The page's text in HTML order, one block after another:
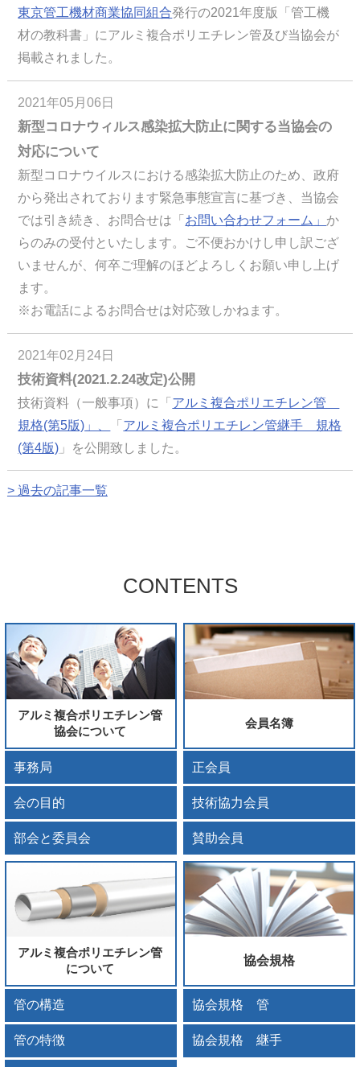
東京管工機材商業協同組合発行の2021年度版「管工機
材の教科書」にアルミ複合ポリエチレン管及び当協会が
掲載されました。
2021年05月06日
新型コロナウィルス感染拡大防止に関する当協会の
対応について
新型コロナウイルスにおける感染拡大防止のため、政府
から発出されております緊急事態宣言に基づき、当協会
では引き続き、お問合せは「 お問い合わせフォーム」 か
らのみの受付といたします。ご不便おかけし申し訳ござ
いませんが、何卒ご理解のほどよろしくお願い申し上げ
ます。
※お電話によるお問合せは対応致しかねます。
2021年02月24日
技術資料(2021.2.24改定)公開
技術資料（一般事項）に「 アルミ複合ポリエチレン管
規格(第5版)」、
「 アルミ複合ポリエチレン管継手 規格
(第4版) 」を公開致しました。
> 過去の記事一覧
CONTENTS
アルミ複合ポリエチレン管
協会について
事務局
会の目的
部会と委員会
会員名簿
正会員
技術協力会員
賛助会員
アルミ複合ポリエチレン管
について
管の構造
管の特徴
協会規格
協会規格 管
協会規格 継手